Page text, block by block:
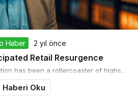
Haber 2 yıl önce
Retail Resurgence
has been a rollercoaster of highs...
Haberi Oku